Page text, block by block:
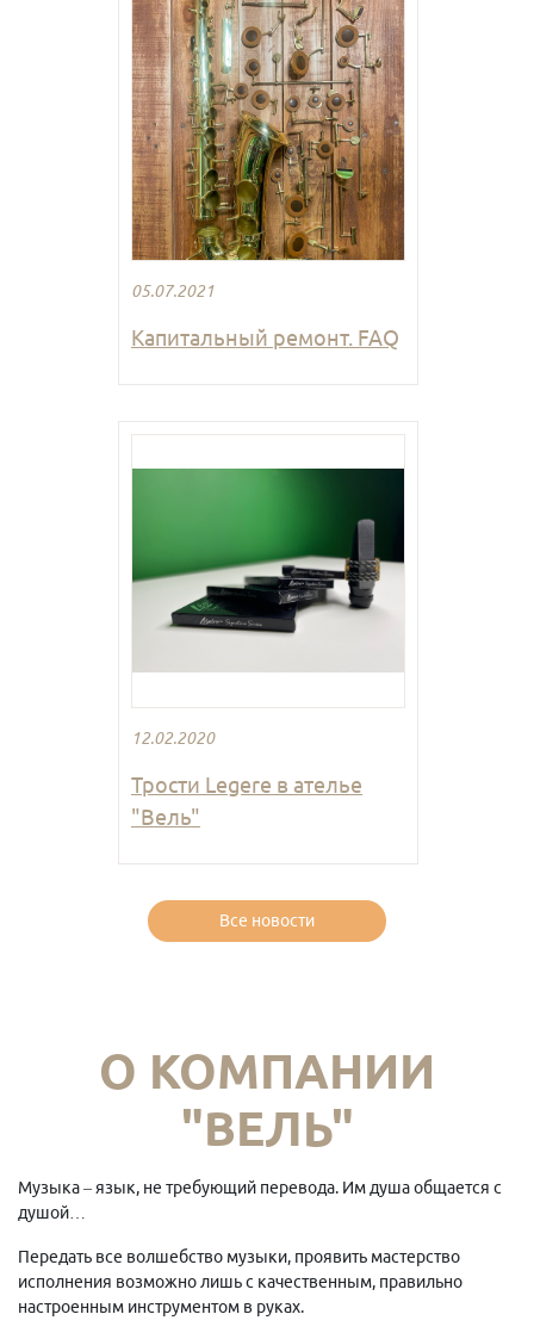
05.07.2021
Капитальный ремонт. FAQ
12.02.2020
Трости Legere в ателье
"Вель"
Все новости
О КОМПАНИИ
"ВЕЛЬ"
Музыка – язык, не требующий перевода. Им душа общается с
душой…
Передать все волшебство музыки, проявить мастерство
исполнения возможно лишь с качественным, правильно
настроенным инструментом в руках.